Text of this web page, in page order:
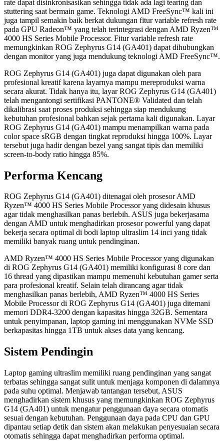
rate dapat disinkronisasikan sehingga tidak ada lagi tearing dan
stuttering saat bermain game. Teknologi AMD FreeSync™ kali ini
juga tampil semakin baik berkat dukungan fitur variable refresh rate
pada GPU Radeon™ yang telah terintegrasi dengan AMD Ryzen™
4000 HS Series Mobile Processor. Fitur variable refresh rate
memungkinkan ROG Zephyrus G14 (GA401) dapat dihubungkan
dengan monitor yang juga mendukung teknologi AMD FreeSync™.
ROG Zephyrus G14 (GA401) juga dapat digunakan oleh para
profesional kreatif karena layarnya mampu mereproduksi warna
secara akurat. Tidak hanya itu, layar ROG Zephyrus G14 (GA401)
telah mengantongi sertifikasi PANTONE® Validated dan telah
dikalibrasi saat proses produksi sehingga siap mendukung
kebutuhan profesional bahkan sejak pertama kali digunakan. Layar
ROG Zephyrus G14 (GA401) mampu menampilkan warna pada
color space sRGB dengan tingkat reproduksi hingga 100%. Layar
tersebut juga hadir dengan bezel yang sangat tipis dan memiliki
screen-to-body ratio hingga 85%.
Performa Kencang
ROG Zephyrus G14 (GA401) ditenagai oleh prosesor AMD
Ryzen™ 4000 HS Series Mobile Processor yang didesain khusus
agar tidak menghasilkan panas berlebih. ASUS juga bekerjasama
dengan AMD untuk menghadirkan prosesor powerful yang dapat
bekerja secara optimal di bodi laptop ultraslim 14 inci yang tidak
memiliki banyak ruang untuk pendinginan.
AMD Ryzen™ 4000 HS Series Mobile Processor yang digunakan
di ROG Zephyrus G14 (GA401) memiliki konfigurasi 8 core dan
16 thread yang dipastikan mampu memenuhi kebutuhan gamer serta
para profesional kreatif. Selain telah dirancang agar tidak
menghasilkan panas berlebih, AMD Ryzen™ 4000 HS Series
Mobile Processor di ROG Zephyrus G14 (GA401) juga ditemani
memori DDR4-3200 dengan kapasitas hingga 32GB. Sementara
untuk penyimpanan, laptop gaming ini menggunakan NVMe SSD
berkapasitas hingga 1TB untuk akses data yang kencang.
Sistem Pendingin
Laptop gaming ultraslim memiliki ruang pendinginan yang sangat
terbatas sehingga sangat sulit untuk menjaga komponen di dalamnya
pada suhu optimal. Menjawab tantangan tersebut, ASUS
menghadirkan sistem khusus yang memungkinkan ROG Zephyrus
G14 (GA401) untuk mengatur penggunaan daya secara otomatis
sesuai dengan kebutuhan. Penggunaan daya pada CPU dan GPU
dipantau setiap detik dan sistem akan melakukan penyesuaian secara
otomatis sehingga dapat menghadirkan performa optimal.